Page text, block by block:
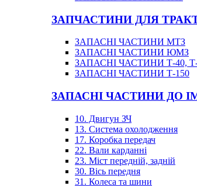
ЗАПЧАСТИНИ ДЛЯ
ЗАПАСНІ ЧАСТИНИ МТЗ
ЗАПАСНІ ЧАСТИНИ ЮМЗ
ЗАПАСНІ ЧАСТИНИ Т-40, Т-
ЗАПАСНІ ЧАСТИНИ Т-150
ЗАПАСНІ ЧАСТИНИ ДО
10. Двигун ЗЧ
13. Система охолодження
17. Коробка передач
22. Вали карданні
23. Міст передній, задній
30. Вісь передня
31. Колеса та шини